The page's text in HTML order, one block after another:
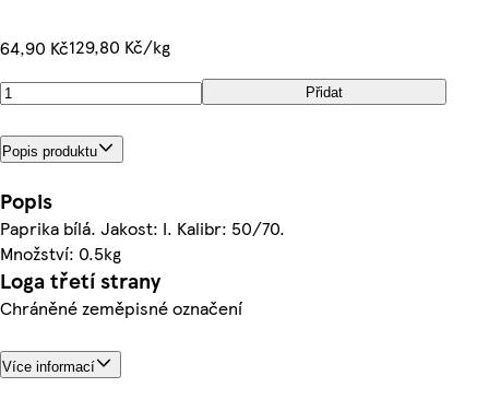
64,90 Kč129,80 Kč/kg
Přidat
Popis produktu
Popis
Paprika bílá. Jakost: I. Kalibr: 50/70.
Množství: 0.5kg
Loga třetí strany
Chráněné zeměpisné označení
Více informací